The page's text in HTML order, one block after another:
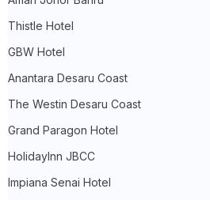
►February 2024
►January 2024
▼ 2023(483)
►December 2023(31)
►October 2023(30)
►August 2023(41)
►July 2023(40)
June 2023
►May 2023 (19)
Thistle Hotel
GBW Hotel
Anantara Desaru Coast
The Westin Desaru Coast
Grand Paragon Hotel
HolidayInn JBCC
Impiana Senai Hotel